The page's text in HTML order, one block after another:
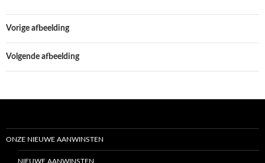
Vorige afbeelding
Volgende afbeelding
ONZE NIEUWE AANWINSTEN
NIEUWE AANWINSTEN